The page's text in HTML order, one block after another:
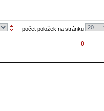
počet položek na stránku
0